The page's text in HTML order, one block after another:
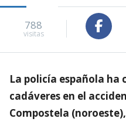
788
visitas
La policía española ha
cadáveres en el
Compostela